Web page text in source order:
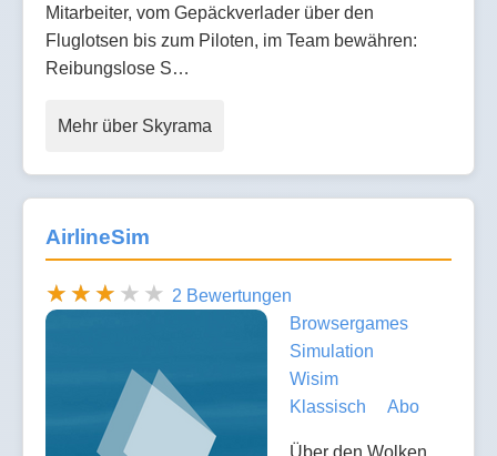
Mitarbeiter, vom Gepäckverlader über den
Fluglotsen bis zum Piloten, im Team bewähren:
Reibungslose S…
Mehr über Skyrama
AirlineSim
2 Bewertungen
Browsergames
Simulation
Wisim
Klassisch
Abo
Über den Wolken